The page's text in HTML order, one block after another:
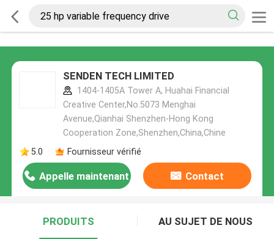
SENDEN TECH LIMITED
1404-1405A Tower A, Huahai Financial
Creative Center,No.5073 Menghai
Avenue,Qianhai Shenzhen-Hong Kong
Cooperation Zone,Shenzhen,China,Chine
5.0
Fournisseur vérifié
Appelle maintenant Contact
PRODUITS AU SUJET DE NOUS